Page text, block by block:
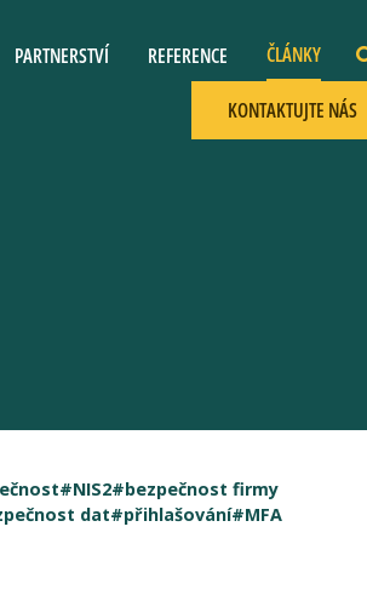
PARTNERSTVÍ REFERENCE ČLÁNKY
KONTAKTUJTE NÁS
#NIS2#bezpečnost firmy
dat#přihlašování#MFA